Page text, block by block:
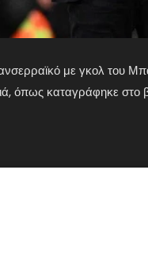
με γκολ του
όπως καταγράφηκε στο